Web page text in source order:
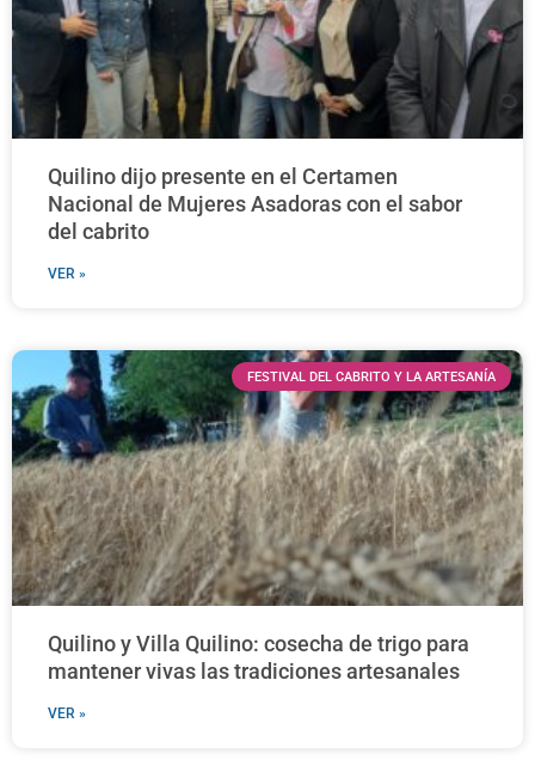
Quilino dijo presente en el Certamen
Nacional de Mujeres Asadoras con el sabor
del cabrito
VER »
FESTIVAL DEL CABRITO Y LA ARTESANÍA
Quilino y Villa Quilino: cosecha de trigo para
mantener vivas las tradiciones artesanales
VER »